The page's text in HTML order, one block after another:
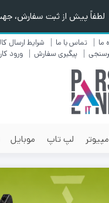
لطفاً پیش از ثبت سفارش،
ما تماس با ما شرایط ارسال
پیگیری سفارش ورود
لپ تاپ موبایل